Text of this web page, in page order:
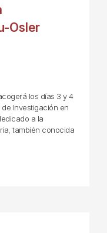
Osler
los días 3 y 4
Investigación en
a la
también conocida